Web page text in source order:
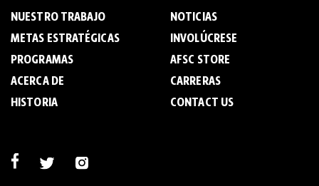
NUESTRO TRABAJO
METAS ESTRATÉGICAS
PROGRAMAS
ACERCA DE
HISTORIA
NOTICIAS
INVOLÚCRESE
AFSC STORE
C­A­R­R­E­R­A­S
CONTACT US